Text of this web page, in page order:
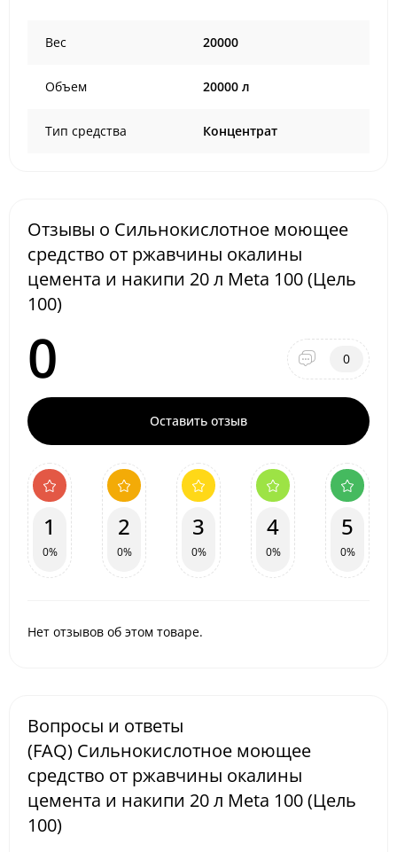
Вес 20000
Объем 20000 л
Тип средства Концентрат
Отзывы о Сильнокислотное моющее
средство от ржавчины окалины
цемента и накипи 20 л Meta 100 (Цель
100)
0 0
Оставить отзыв
1
0%
2
0%
3
0%
4
0%
5
0%
Нет отзывов об этом товаре.
Вопросы и ответы
(FAQ) Сильнокислотное моющее
средство от ржавчины окалины
цемента и накипи 20 л Meta 100 (Цель
100)